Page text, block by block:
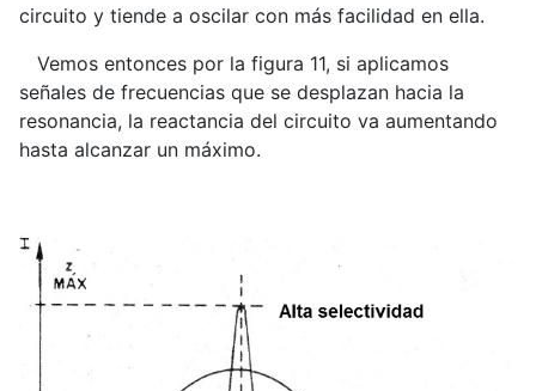
circuito y tiende a oscilar con más facilidad en ella.
Vemos entonces por la figura 11, si aplicamos
señales de frecuencias que se desplazan hacia la
resonancia, la reactancia del circuito va aumentando
hasta alcanzar un máximo.